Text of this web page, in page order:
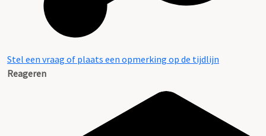
Stel een vraag of plaats een opmerking op de tijdlijn
Reageren